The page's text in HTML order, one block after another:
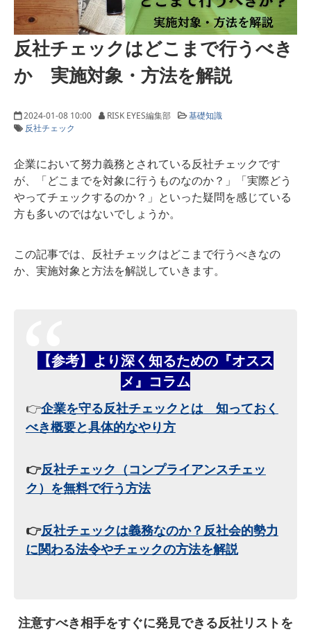
反社チェックはどこまで行うべき
か 実施対象・方法を解説
2024-01-08 10:00 RISK EYES編集部
基礎知識
反社チェック
企業において努力義務とされている反社チェックです
が、「どこまでを対象に行うものなのか？」「実際どう
やってチェックするのか？」といった疑問を感じている
方も多いのではないでしょうか。
この記事では、反社チェックはどこまで行うべきなの
か、実施対象と方法を解説していきます。
【参考】より深く知るための『オスス
メ』コラム
👉企業を守る反社チェックとは 知っておく
べき概要と具体的なやり方
👉反社チェック（コンプライアンスチェッ
ク）を無料で行う方法
👉反社チェックは義務なのか？反社会的勢力
に関わる法令やチェックの方法を解説
注意すべき相手をすぐに発見できる反社リストを